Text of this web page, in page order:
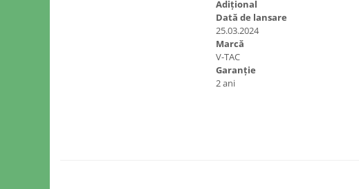
Adițional
Dată de lansare
25.03.2024
Marcă
V-TAC
Garanție
2 ani